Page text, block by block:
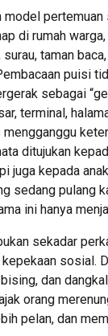
model
di rumah
taman
puisi
sebagai
terminal,
ditujukan
juga kepada
sedang pulang
ini hanya
sekadar
sosial.
dan
orang
pelan, dan